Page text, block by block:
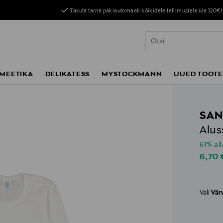
Tasuta tarne pakiautomaati kõikidele tellimustele üle 120€!
DELIKATESS MYSTOCKMANN UUED
61%
6,70
Vali